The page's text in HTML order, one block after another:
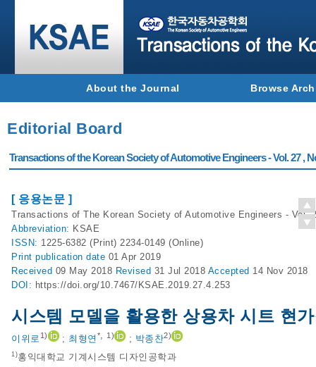
About the Journal Browse
Editorial Board
Transactions of the Korean Society of Automotive Engineers - Vol. 27 ,
[ 응용논문 ]
Transactions of The Korean Society of Automotive Engineers - Vol.
Abbreviation: KSAE
ISSN: 1225-6382 (Print) 2234-0149 (Online)
Print publication date 01 Apr 2019
Received 09 May 2018 Revised 31 Jul 2018 Accepted 14 Nov 2018
DOI: https://doi.org/10.7467/KSAE.2019.27.4.253
시스템 모델을 활용한 상용차 시트 현
이위로 1) ; 최형연 *, 1) ; 박종찬2)
1)홍익대학교 기계시스템 디자인공학과